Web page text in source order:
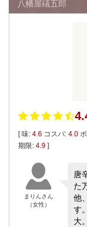
八幡屋礒五郎
[ 味: 4.6 コスパ: 4.0
期限: 4.9 ]
まりんさん
（女性）
唐
た
他
す
大